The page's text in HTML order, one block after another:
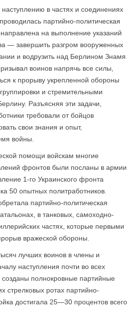
наступлению в частях и соединениях
партийно-политическая
на выполнение указаний
— завершить разгром вооруженных
и водрузить над Берлином Знамя
воинов напрячь все силы,
к прорыву укрепленной обороны
и стремительными
Разъясняя эти задачи,
требовали от бойцов
свои знания и опыт,
войны.
помощи войскам многие
фронтов были посланы в армии
1-го Украинского фронта
50 опытных политработников.
партийно-политическая
в танковых, самоходно-
частях, которые первыми
вражеской обороны.
лучших воинов в члены и
наступления почти во всех
полнокровные партийные
стрелковых ротах партийно-
достигала 25—30 процентов всего